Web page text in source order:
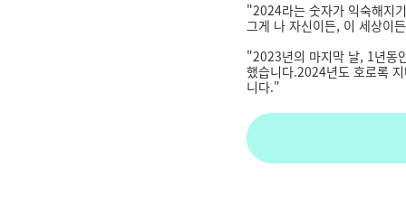
"2024라는 숫자가 익숙해지
그게 나 자신이든, 이 세상이
"2023년의 마지막 날, 1년동
했습니다.2024년도 호로록
니다."